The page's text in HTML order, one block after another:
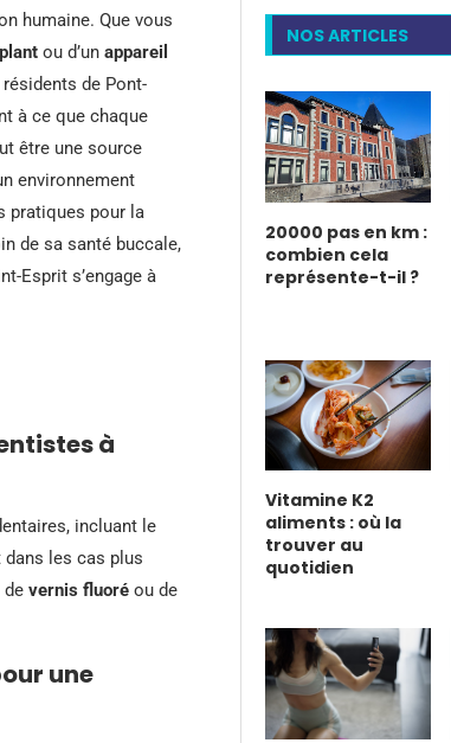
humaine. Que vous
ou d’un appareil
de Pont-
à ce que chaque
être une source
environnement
pratiques pour la
de sa santé buccale,
Esprit s’engage à
à
incluant le
les cas plus
de vernis fluoré ou de
une
NOS ARTICLES
20000 pas en km :
combien cela
représente-t-il ?
Vitamine K2
aliments : où la
trouver au
quotidien